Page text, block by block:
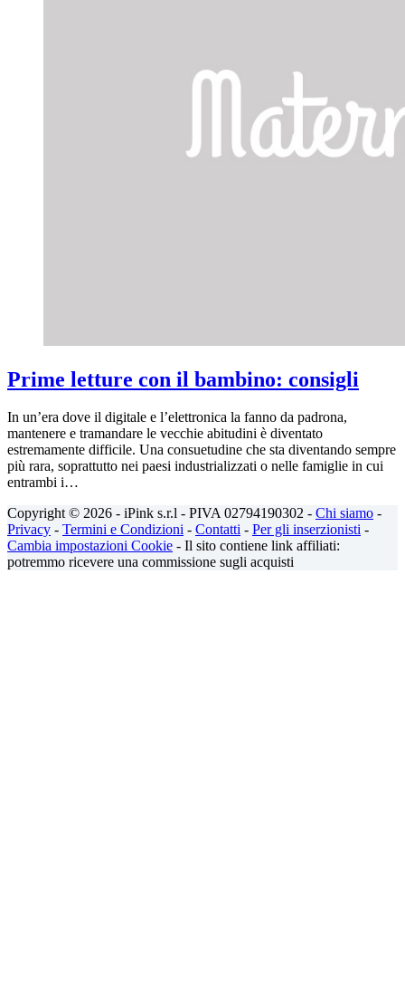
Prime letture con il bambino: consigli
In un’era dove il digitale e l’elettronica la fanno da padrona,
mantenere e tramandare le vecchie abitudini è diventato
estremamente difficile. Una consuetudine che sta diventando sempre
più rara, soprattutto nei paesi industrializzati o nelle famiglie in cui
entrambi i…
Copyright © 2026 - iPink s.r.l - PIVA 02794190302 - Chi siamo -
Privacy - Termini e Condizioni - Contatti - Per gli inserzionisti -
Cambia impostazioni Cookie - Il sito contiene link affiliati:
potremmo ricevere una commissione sugli acquisti